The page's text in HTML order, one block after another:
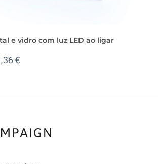
e vidro com luz LED ao ligar
€